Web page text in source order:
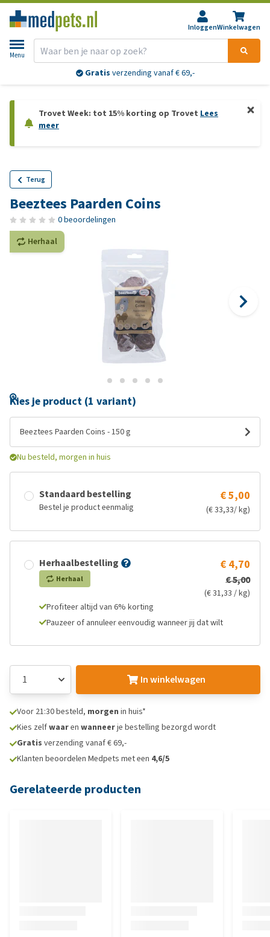
InloggenWinkelwagen
Menu
Gratis verzending vanaf € 69,-
Trovet Week: tot 15% korting op Trovet Lees
meer
Terug
Beeztees Paarden Coins
0 beoordelingen
Herhaal
Kies je product (1 variant)
Beeztees Paarden Coins - 150 g
Nu besteld, morgen in huis
Standaard bestelling
Bestel je product eenmalig
€ 5,00
(€ 33,33/ kg)
Herhaalbestelling
Herhaal
€ 4,70
€ 5,00
(€ 31,33 / kg)
Profiteer altijd van 6% korting
Pauzeer of annuleer eenvoudig wanneer jij dat wilt
In winkelwagen
Voor 21:30 besteld, morgen in huis*
Kies zelfwaaren wanneerje bestelling bezorgd wordt
Gratis verzending vanaf € 69,-
Klanten beoordelen Medpets met een 4,6/5
Gerelateerde producten